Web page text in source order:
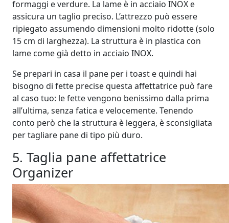
formaggi e verdure. La lame è in acciaio INOX e
assicura un taglio preciso. L’attrezzo può essere
ripiegato assumendo dimensioni molto ridotte (solo
15 cm di larghezza). La struttura è in plastica con
lame come già detto in acciaio INOX.
Se prepari in casa il pane per i toast e quindi hai
bisogno di fette precise questa affettatrice può fare
al caso tuo: le fette vengono benissimo dalla prima
all’ultima, senza fatica e velocemente. Tenendo
conto però che la struttura è leggera, è sconsigliata
per tagliare pane di tipo più duro.
5. Taglia pane affettatrice
Organizer